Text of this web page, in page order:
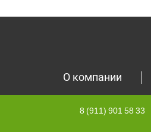
О компании
8 (911) 901 58 33